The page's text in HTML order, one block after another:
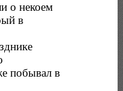
о некоем
в
побывал в